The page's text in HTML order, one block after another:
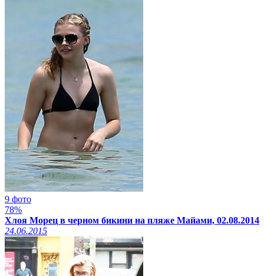
9 фото
78%
Хлоя Морец в черном бикини на пляже Майами, 02.08.2014
24.06.2015